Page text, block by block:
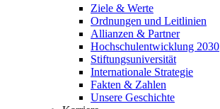
Ziele & Werte
Ordnungen und Leitlinien
Allianzen & Partner
Hochschulentwicklung 2030
Stiftungsuniversität
Internationale Strategie
Fakten & Zahlen
Unsere Geschichte